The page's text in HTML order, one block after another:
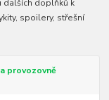
doplňků k
spoilery, střešní
provozovně